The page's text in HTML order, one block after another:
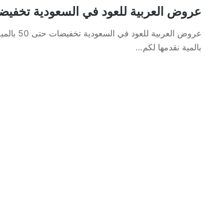
عروض العربية للعود في السعودية تخفيضات حتى
بالمية نقدمها لكم…